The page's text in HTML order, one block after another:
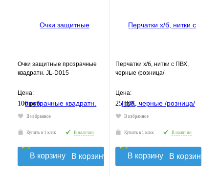
Очки защитные прозрачные
квадратн. JL-D015
Цена:
100 руб.
В избранное
Купить в 1 клик В наличии
В корзину
Перчатки х/б, нитки с ПВХ,
черные /розница/
Цена:
25 руб.
В избранное
Купить в 1 клик В наличии
В корзину